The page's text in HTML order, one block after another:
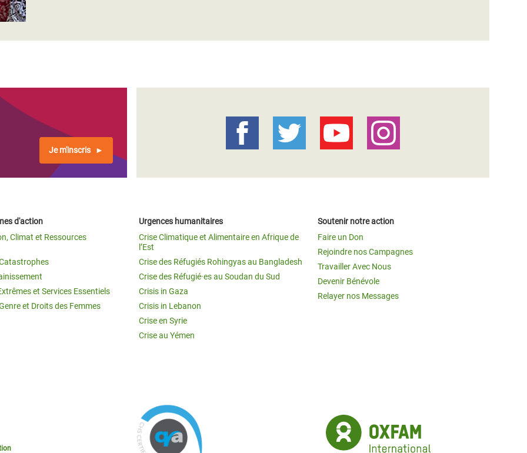
Réfugiés Rohingyas
Syrie
Je m'inscris
d'action
Climat et Ressources
et Services Essentiels
et Droits des Femmes
Urgences humanitaires
Crise Climatique et Alimentaire en Afrique de
l’Est
Crise des Réfugiés Rohingyas au Bangladesh
Crise des Réfugié·es au Soudan du Sud
Crisis in Gaza
Crisis in Lebanon
Crise en Syrie
Crise au Yémen
Soutenir notre action
Faire un Don
Rejoindre nos Campagnes
Travailler Avec Nous
Devenir Bénévole
Relayer nos Messages